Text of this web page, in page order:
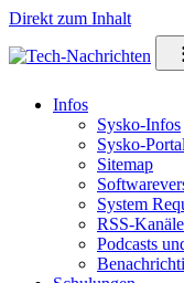
Direkt zum Inhalt
⁝
Infos
Sysko-Infos
Sysko-
Sitemap
System
RSS-Kanäle
Podcasts